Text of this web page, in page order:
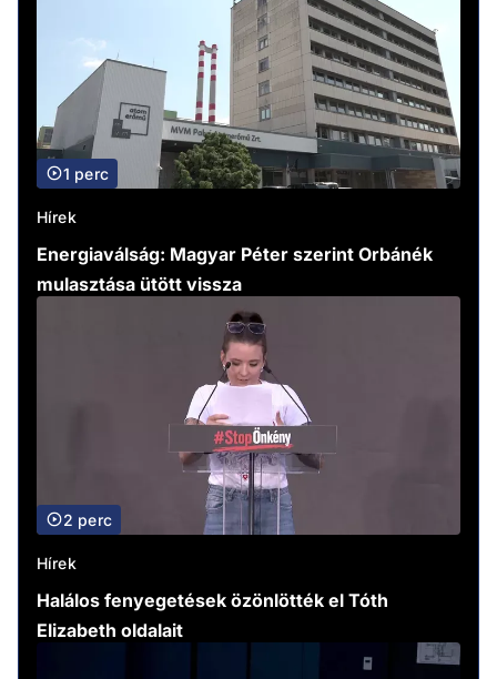
1 perc
Hírek
Energiaválság: Magyar Péter szerint Orbánék
mulasztása ütött vissza
2 perc
Hírek
Halálos fenyegetések özönlötték el Tóth
Elizabeth oldalait